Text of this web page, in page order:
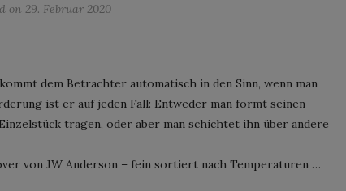
on 29. Februar 2020
dem Betrachter automatisch in den Sinn, wenn man
ist er auf jeden Fall: Entweder man formt seinen
tragen, oder aber man schichtet ihn über andere
von JW Anderson – fein sortiert nach Temperaturen …